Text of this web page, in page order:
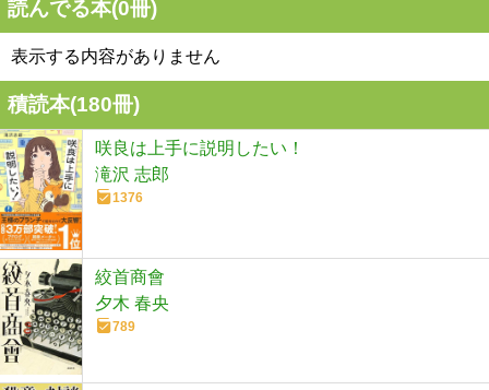
読んでる本(0冊)
表示する内容がありません
積読本(180冊)
咲良は上手に説明したい！
滝沢 志郎
1376
絞首商會
夕木 春央
789